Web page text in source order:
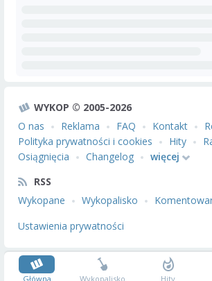
WYKOP © 2005-2026
O nas
Reklama FAQ Kontakt
Polityka prywatności i cookies
Hity
Osiągnięcia
Changelog
więcej
RSS
Wykopane
Wykopalisko
Ustawienia prywatności
Główna Wykopalisko Hity